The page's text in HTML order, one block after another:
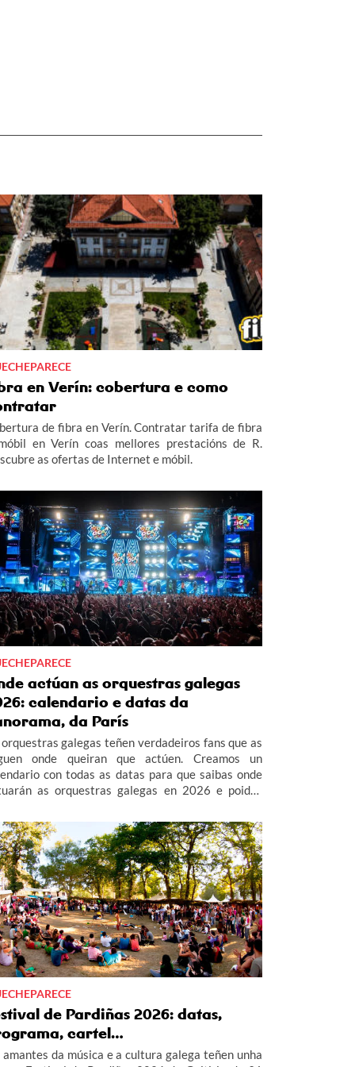
en Verín: cobertura e como
de fibra en Verín. Contratar tarifa de fibra
en Verín coas mellores prestacións de R.
as ofertas de Internet e móbil.
actúan as orquestras galegas
calendario e datas da
da París
galegas teñen verdadeiros fans que as
onde queiran que actúen. Creamos un
con todas as datas para que saibas onde
as orquestras galegas en 2026 e poidas
de Noia, Combo Dominicano e Los Satélites.
de Pardiñas 2026: datas,
cartel…
amantes da música e a cultura galega teñen unha